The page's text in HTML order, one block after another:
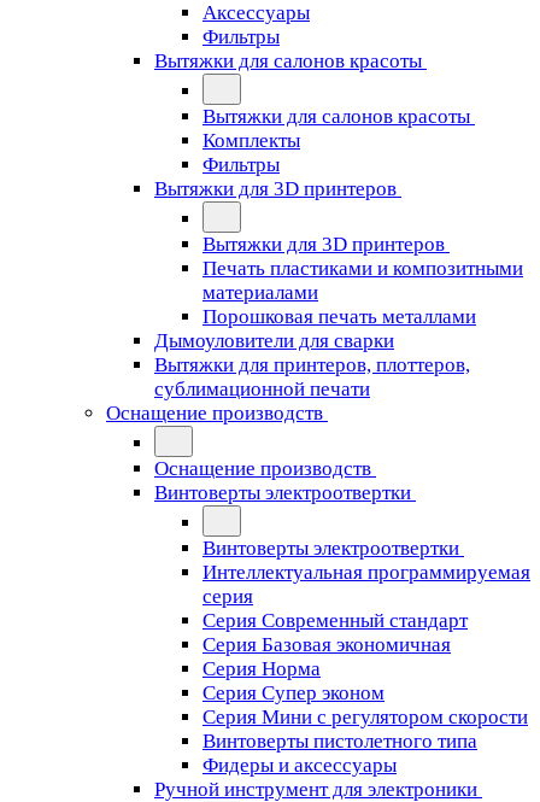
Аксессуары
Фильтры
Вытяжки для салонов красоты
Вытяжки для салонов красоты
Комплекты
Фильтры
Вытяжки для 3D принтеров
Вытяжки для 3D принтеров
Печать пластиками и композитными
материалами
Порошковая печать металлами
Дымоуловители для сварки
Вытяжки для принтеров, плоттеров,
сублимационной печати
Оснащение производств
Оснащение производств
Винтоверты электроотвертки
Винтоверты электроотвертки
Интеллектуальная программируемая
серия
Серия Современный стандарт
Серия Базовая экономичная
Серия Норма
Серия Cупер эконом
Серия Мини с регулятором скорости
Винтоверты пистолетного типа
Фидеры и аксессуары
Ручной инструмент для электроники